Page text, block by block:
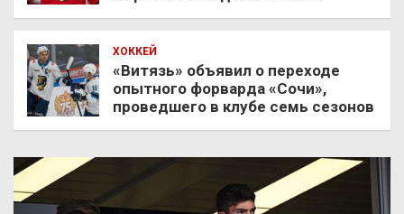
ХОККЕЙ
«Витязь» объявил о переходе
опытного форварда «Сочи»,
проведшего в клубе семь сезонов